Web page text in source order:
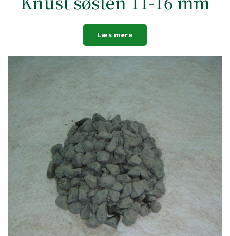
Læs mere